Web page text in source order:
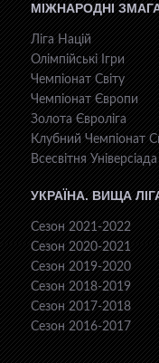
МІЖНАРОДНІ
Ліга Націй
Олімпійські Ігри
Чемпіонат Світу
Чемпіонат Європи
Золота Євроліга
Клубний Чемпіонат
Всесвiтня Унiверсiaда
УКРАЇНА. ВИЩА
Сезон 2021-2022
Сезон 2020-2021
Сезон 2019-2020
Сезон 2018-2019
Сезон 2017-2018
Сезон 2016-2017